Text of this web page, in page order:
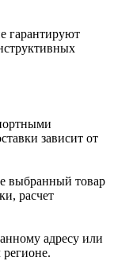
гарантируют
зависит от
выбранный товар
расчет
адресу или